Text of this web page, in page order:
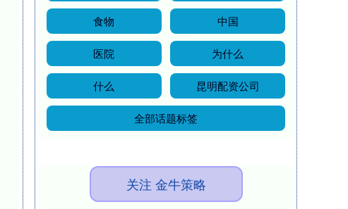
食物 中国
医院 为什么
什么 昆明配资公司
全部话题标签
关注 金牛策略